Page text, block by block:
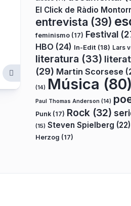
El Click de Ràdio
entrevista (39)
feminismo (17) Festival
HBO (24) In-Edit (18) Lars
literatura (33)
(29) Martin Scorsese
(14) Música (80)
Paul Thomas Anderson (14)
Punk (17) Rock (32)
(15) Steven Spielberg (22)
Herzog (17)